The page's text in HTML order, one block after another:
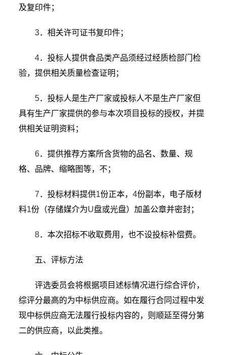
及复印件；
3．相关许可证书复印件；
4．投标人提供食品类产品须经过经质检部门检
验，提供相关质量检查证明；
5．投标人是生产厂家或投标人不是生产厂家但
具有生产厂家提供的参与本次项目投标的授权，并提
供相关证明资料；
6．提供推荐方案所含货物的品名、数量、规
格、品牌、缩略图等，不；
7．投标材料提供1份正本，4份副本，电子版材
料1份（存储媒介为U盘或光盘）加盖公章并密封；
8．本次招标不收取费用，也不设投标补偿费。
五、评标方法
评选委员会将根据项目述标情况进行综合评价，
综评分最高的为中标供应商。如在履行合同过程中发
现中标供应商无法履行投标内容的，则顺延至得分第
二的供应商，以此类推。